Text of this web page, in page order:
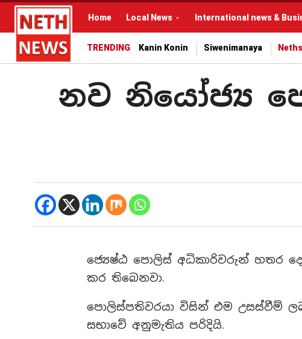
Home Local News International news &
TRENDING Kanin Konin Siwenimanaya
නව නියෝජ්‍ය
ජ්‍යෙෂ්ඨ පොලිස් අධිකාරිවරුන් හතර
කර තිබෙනවා.
පොලිස්පතිවරයා විසින් එම උසස්වීම්
සභාවේ අනුමැතිය පරිදියි.